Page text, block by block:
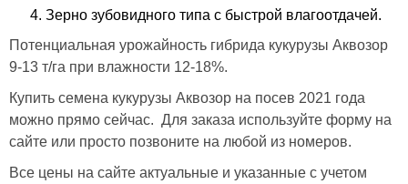
Зерно зубовидного типа с быстрой влагоотдачей.
Потенциальная урожайность гибрида кукурузы Аквозор
9-13 т/га при влажности 12-18%.
Купить семена кукурузы Аквозор на посев 2021 года
можно прямо сейчас. Для заказа используйте форму на
сайте или просто позвоните на любой из номеров.
Все цены на сайте актуальные и указанные с учетом